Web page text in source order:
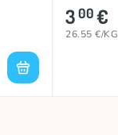
300€
26.55 €/KG